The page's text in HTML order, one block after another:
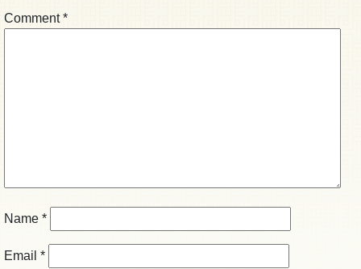
Comment*
Name *
Email *